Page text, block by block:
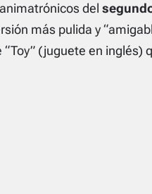
del
más pulida y
(juguete en inglés)